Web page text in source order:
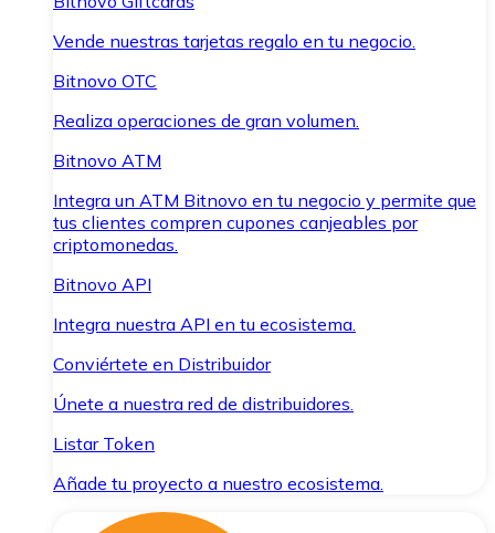
Vende nuestras tarjetas regalo en tu negocio.
Bitnovo OTC
Realiza operaciones de gran volumen.
Bitnovo ATM
Integra un ATM Bitnovo en tu negocio y permite que
tus clientes compren cupones canjeables por
criptomonedas.
Bitnovo API
Integra nuestra API en tu ecosistema.
Conviértete en Distribuidor
Únete a nuestra red de distribuidores.
Listar Token
Añade tu proyecto a nuestro ecosistema.